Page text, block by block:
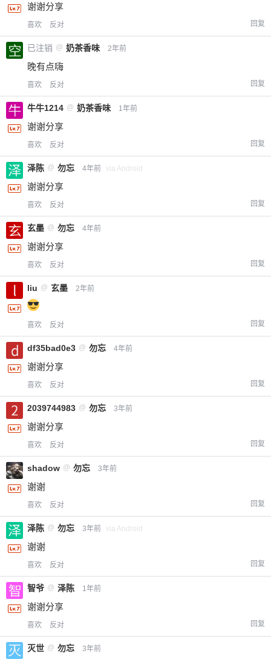
2 元
¥
立刻支付
谢谢分享
喜欢 反对 回复
已注销 @ 奶茶香味 2年前
晚有点嗨
喜欢 反对 回复
牛牛1214 @ 奶茶香味 1年前
谢谢分享
喜欢 反对 回复
泽陈 @ 勿忘 4年前 via Android
谢谢分享
喜欢 反对 回复
玄墨 @ 勿忘 4年前
谢谢分享
喜欢 反对 回复
liu @ 玄墨 2年前
喜欢 反对 回复
df35bad0e3 @ 勿忘 4年前
谢谢分享
喜欢 反对 回复
2039744983 @ 勿忘 3年前
谢谢分享
喜欢 反对 回复
shadow @ 勿忘 3年前
谢谢
喜欢 反对 回复
泽陈 @ 勿忘 3年前 via Android
谢谢
喜欢 反对 回复
智爷 @ 泽陈 1年前
谢谢分享
喜欢 反对 回复
灭世 @ 勿忘 3年前
您没有权限发布内容，请购买会员或者提升权
限。
忘记密码？找回 已有帐号？登录